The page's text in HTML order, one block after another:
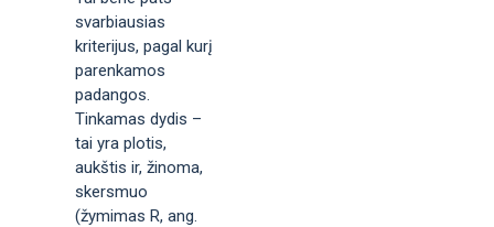
svarbiausias
kriterijus, pagal kurį
parenkamos
padangos.
Tinkamas dydis –
tai yra plotis,
aukštis ir, žinoma,
skersmuo
(žymimas R, ang.